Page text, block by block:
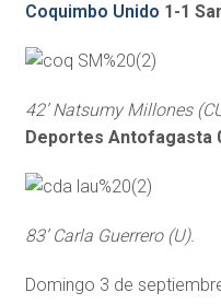
Coquimbo Unido 1-1
42’ Natsumy Millones
Deportes Antofagasta
83’ Carla Guerrero (U).
Domingo 3 de